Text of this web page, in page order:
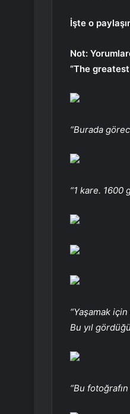
İşte o
Not:
“The
“Burada
“1 kare. 1600
“Yaşamak
Bu yıl
“Bu